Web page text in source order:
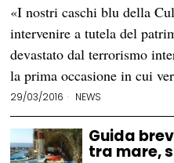
«I nostri caschi blu della
intervenire a tutela del
devastato dal terrorismo
la prima occasione in cui
29/03/2016 NEWS
Guida
tra mare,